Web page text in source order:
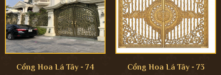
Cổng Hoa Lá Tây - 74 Cổng Hoa Lá Tây - 73